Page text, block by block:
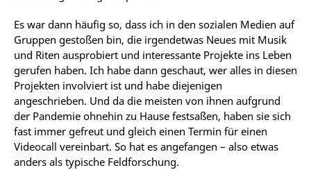
Es war dann häufig so, dass ich in den sozialen Medien auf
Gruppen gestoßen bin, die irgendetwas Neues mit Musik
und Riten ausprobiert und interessante Projekte ins Leben
gerufen haben. Ich habe dann geschaut, wer alles in diesen
Projekten involviert ist und habe diejenigen
angeschrieben. Und da die meisten von ihnen aufgrund
der Pandemie ohnehin zu Hause festsaßen, haben sie sich
fast immer gefreut und gleich einen Termin für einen
Videocall vereinbart. So hat es angefangen – also etwas
anders als typische Feldforschung.